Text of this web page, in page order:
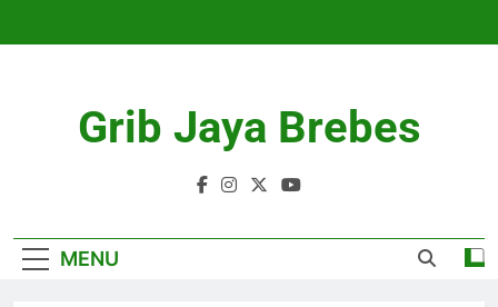
Grib Jaya Brebes
MENU